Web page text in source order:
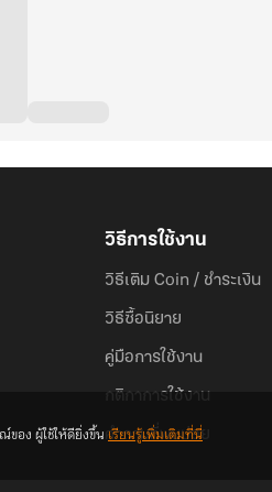
วิธีการใช้งาน
วิธีเติม Coin / ชำระเงิน
วิธีซื้อนิยาย
คู่มือการใช้งาน
กติกาการใช้งาน
คำถามที่พบบ่อย
อง ผู้ใช้ให้ดียิ่งขึ้นเรียนรู้เพิ่มเติมที่นี่